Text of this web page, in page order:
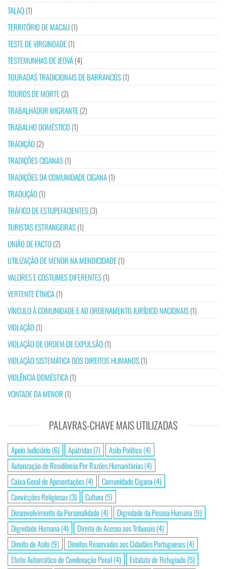
TALAQ(1)
TERRITÓRIO DE MACAU(1)
TESTE DE VIRGINDADE(1)
TESTEMUNHAS DE JEOVÁ(4)
TOURADAS TRADICIONAIS DE BARRANCOS(1)
TOUROS DE MORTE(2)
TRABALHADOR MIGRANTE(2)
TRABALHO DOMÉSTICO (1)
TRADIÇÃO (2)
TRADIÇÕES CIGANAS(1)
TRADIÇÕES DA COMUNIDADE CIGANA(1)
TRADUÇÃO (1)
TRÁFICO DE ESTUPEFACIENTES(3)
TURISTAS ESTRANGEIRAS(1)
UNIÃO DE FACTO (2)
UTILIZAÇÃO DE MENOR NA MENDICIDADE(1)
VALORES E COSTUMES DIFERENTES(1)
VERTENTE ÉTNICA(1)
VÍNCULO À COMUNIDADE E AO ORDENAMENTO JURÍDICO NACIONAIS(1)
VIOLAÇÃO (1)
VIOLAÇÃO DE ORDEM DE EXPULSÃO (1)
VIOLAÇÃO SISTEMÁTICA DOS DIREITOS HUMANOS(1)
VIOLÊNCIA DOMÉSTICA(1)
VONTADE DA MENOR (1)
PALAVRAS-CHAVE MAIS UTILIZADAS
Apoio Judiciário(6) Apátridas(7) Asilo Político(4)
Autorização de Residência Por Razões Humanitárias(4)
Caixa Geral de Aposentações(4) Comunidade Cigana (4)
Convicções Religiosas(3) Cultura (5)
Desenvolvimento da Personalidade(4) Dignidade da Pessoa Humana (9)
Dignidade Humana (4) Direito de Acesso aos Tribunais(4)
Direito de Asilo(9) Direitos Reservados aos Cidadãos Portugueses(4)
Efeito Automático de Condenação Penal (4) Estatuto de Refugiado(5)